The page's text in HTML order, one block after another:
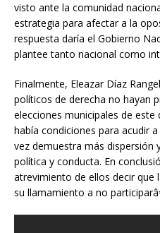
visto ante la comunidad
estrategia para afectar a la
respuesta daría el Gobierno
plantee tanto nacional como
Finalmente, Eleazar Díaz
políticos de derecha no hayan
elecciones municipales de
había condiciones para acudir
vez demuestra más dispersión
política y conducta. En
atrevimiento de ellos decir que
su llamamiento a no